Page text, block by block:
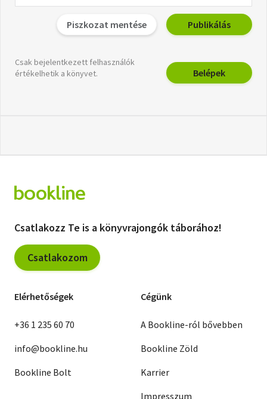
Piszkozat mentése Publikálás
Csak bejelentkezett felhasználók
értékelhetik a könyvet.
Belépek
Csatlakozz Te is a könyvrajongók táborához!
Csatlakozom
Elérhetőségek
+36 1 235 60 70
info@bookline.hu
Bookline Bolt
Cégünk
A Bookline-ról bővebben
Bookline Zöld
Karrier
Impresszum